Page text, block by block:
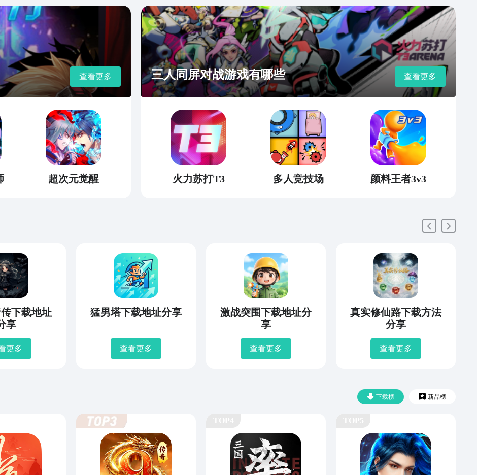
查看更多
超次元觉醒
三人同屏对战游戏有哪些 查看更多
火力苏打T3 多人竞技场 颜料王者3v3
下载地址
享
更多
猛男塔下载地址分享
查看更多
激战突围下载地址分
享
查看更多
真实修仙路下载方法
分享
查看更多
下载榜 新品榜